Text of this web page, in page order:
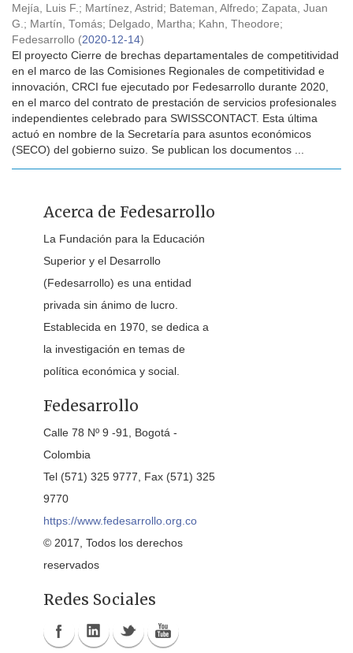
Mejía, Luis F.; Martínez, Astrid ; Bateman, Alfredo; Zapata, Juan
G.; Martín, Tomás; Delgado, Martha; Kahn, Theodore;
Fedesarrollo (2020-12-14)
El proyecto Cierre de brechas departamentales de competitividad
en el marco de las Comisiones Regionales de competitividad e
innovación, CRCI fue ejecutado por Fedesarrollo durante 2020,
en el marco del contrato de prestación de servicios profesionales
independientes celebrado para SWISSCONTACT. Esta última
actuó en nombre de la Secretaría para asuntos económicos
(SECO) del gobierno suizo. Se publican los documentos ...
Acerca de Fedesarrollo
La Fundación para la Educación
Superior y el Desarrollo
(Fedesarrollo) es una entidad
privada sin ánimo de lucro.
Establecida en 1970, se dedica a
la investigación en temas de
política económica y social.
Fedesarrollo
Calle 78 Nº 9 -91, Bogotá -
Colombia
Tel (571) 325 9777, Fax (571) 325
9770
https://www.fedesarrollo.org.co
© 2017, Todos los derechos
reservados
Redes Sociales